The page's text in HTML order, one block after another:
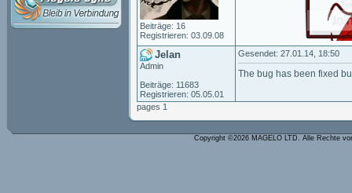
Beiträge: 16
Registrieren: 03.09.08
Jelan
Admin
Beiträge: 11683
Registrieren: 05.05.01
Gesendet: 27.01.14, 18:50
The bug has been fixed
pages 1
Copyright ©2026 MAGELO LTD. Alle Rechte